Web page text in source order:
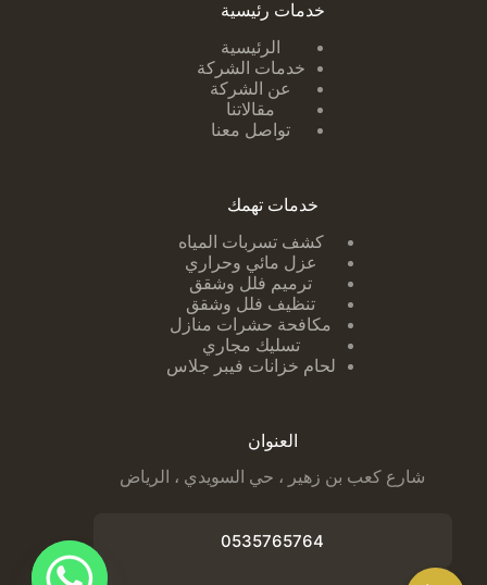
خدمات رئيسية
الرئيسية
خدمات الشركة
عن الشركة
مقالاتنا
تواصل معنا
خدمات تهمك
كشف تسربات ا لمياه
عزل مائي وحراري
ترميم فلل وشقق
تنظيف فلل وشقق
مكافحة حشرات منازل
تسليك مجاري
لحام خزانات فيبر جلاس
العنوان
شارع كعب بن زهير ، حي السويدي ، الرياض
0535765764